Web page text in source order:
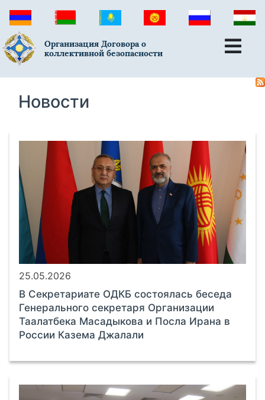
Организация Договора о
коллективной безопасности
Новости
25.05.2026
В Секретариате ОДКБ состоялась беседа
Генерального секретаря Организации
Таалатбека Масадыкова и Посла Ирана в
России Казема Джалали